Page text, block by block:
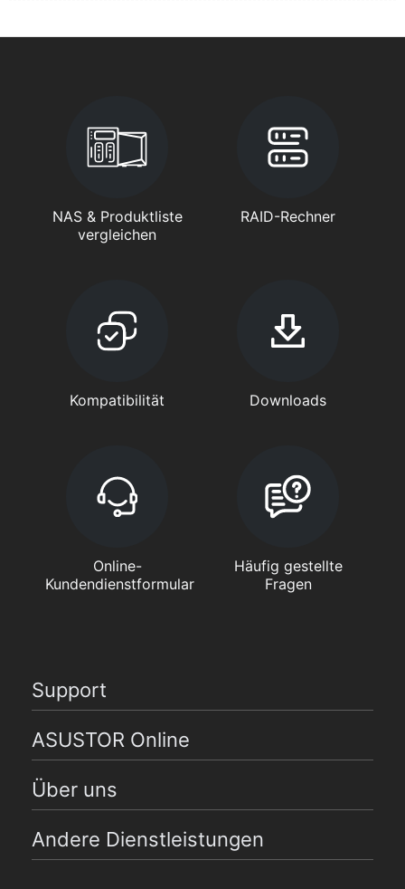
NAS & Produktliste
vergleichen
RAID-Rechner
Kompatibilität Downloads
Online-
Kundendienstformular
Häufig gestellte
Fragen
Support
ASUSTOR Online
Über uns
Andere Dienstleistungen